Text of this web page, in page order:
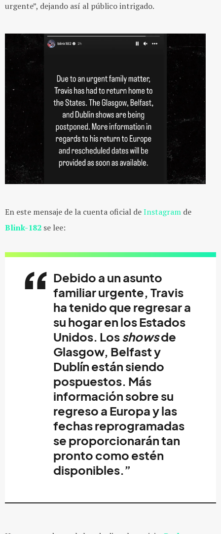
urgente”, dejando así al público intrigado.
En este mensaje de la cuenta oficial deInstagram de
Blink-182 se lee:
Debido a un asunto
familiar urgente, Travis
ha tenido que regresar a
su hogar en los Estados
Unidos. Losshowsde
Glasgow, Belfast y
Dublín están siendo
pospuestos. Más
información sobre su
regreso a Europa y las
fechas reprogramadas
se proporcionarán tan
pronto como estén
disponibles.”